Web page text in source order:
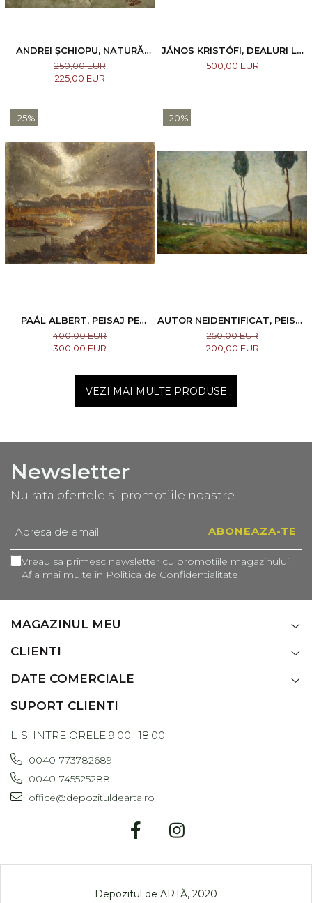
ANDREI ȘCHIOPU, NATURĂ
STATICĂ CU FLORI DE CÂMP,
1982
250,00 EUR
225,00 EUR
JÁNOS KRISTÓFI, DEALURI LA
BAIA MARE
500,00 EUR
-25%
PAÁL ALBERT, PEISAJ PE
MALUL APEI
400,00 EUR
300,00 EUR
-20%
AUTOR NEIDENTIFICAT, PEISAJ
CU PLOPI
250,00 EUR
200,00 EUR
VEZI MAI MULTE PRODUSE
Newsletter
Nu rata ofertele si promotiile noastre
Vreau sa primesc newsletter cu promotiile magazinului.
Afla mai multe in Politica de Confidentialitate
MAGAZINUL MEU
CLIENTI
DATE COMERCIALE
SUPORT CLIENTI
L-S, INTRE ORELE 9.00 -18.00
0040-773782689
0040-745525288
office@depozituldearta.ro
Depozitul de ARTĂ, 2020